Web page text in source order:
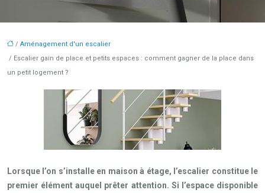
/ Aménagement d'un escalier
/ Escalier gain de place et petits espaces : comment gagner de la place dans
un petit logement ?
Lorsque l’on s’installe en maison à étage, l’escalier constitue le
premier élément auquel prêter attention. Si l’espace disponible